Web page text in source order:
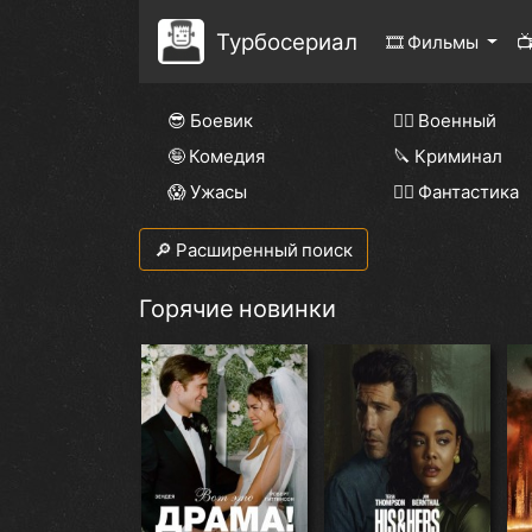
Турбосериал 🎞 Фильмы
😎 Боевик 👨‍✈️ Военный
🤪 Комедия
🔪 Криминал
😱 Ужасы
🧙‍♀️ Фантастика
🔎 Расширенный поиск
Горячие новинки